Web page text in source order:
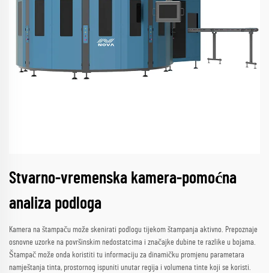
Stvarno-vremenska kamera-pomoćna
analiza podloga
Kamera na štampaču može skenirati podlogu tijekom štampanja aktivno. Prepoznaje
osnovne uzorke na površinskim nedostatcima i značajke dubine te razlike u bojama.
Štampač može onda koristiti tu informaciju za dinamičku promjenu parametara
namještanja tinta, prostornog ispuniti unutar regija i volumena tinte koji se koristi.